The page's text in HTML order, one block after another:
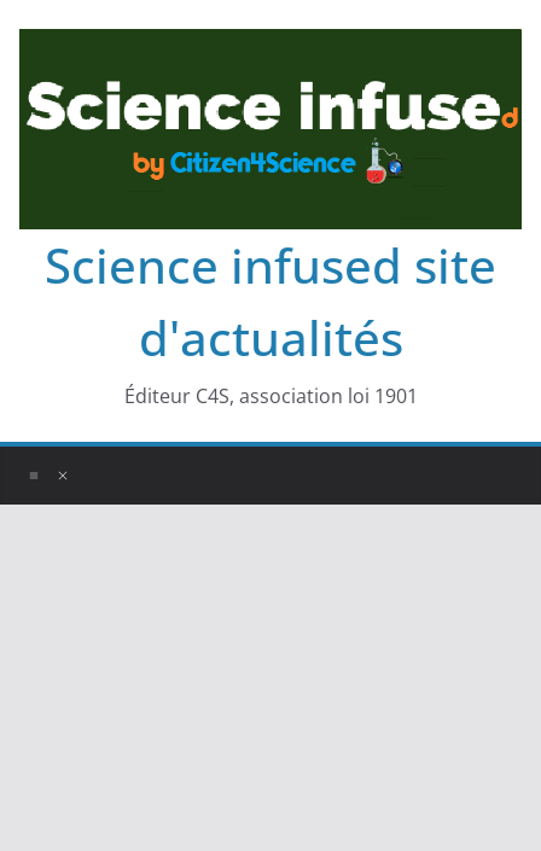
Science infused site
d'actualités
Éditeur C4S, association loi 1901